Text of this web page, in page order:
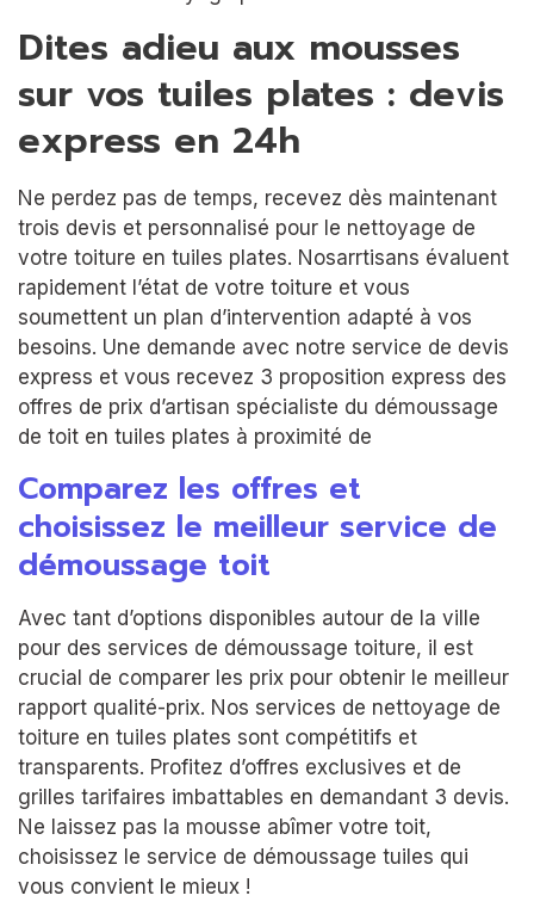
Dites adieu aux mousses
sur vos tuiles plates : devis
express en 24h
Ne perdez pas de temps, recevez dès maintenant
trois devis et personnalisé pour le nettoyage de
votre toiture en tuiles plates. Nosarrtisans évaluent
rapidement l’état de votre toiture et vous
soumettent un plan d’intervention adapté à vos
besoins. Une demande avec notre service de devis
express et vous recevez 3 proposition express des
offres de prix d’artisan spécialiste du démoussage
de toit en tuiles plates à proximité de
Comparez les offres et
choisissez le meilleur service de
démoussage toit
Avec tant d’options disponibles autour de la ville
pour des services de démoussage toiture, il est
crucial de comparer les prix pour obtenir le meilleur
rapport qualité-prix. Nos services de nettoyage de
toiture en tuiles plates sont compétitifs et
transparents. Profitez d’offres exclusives et de
grilles tarifaires imbattables en demandant 3 devis.
Ne laissez pas la mousse abîmer votre toit,
choisissez le service de démoussage tuiles qui
vous convient le mieux !